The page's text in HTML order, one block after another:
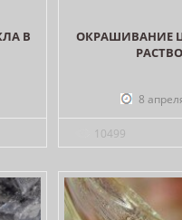
В
ОКРАШИВАНИЕ
8
10499